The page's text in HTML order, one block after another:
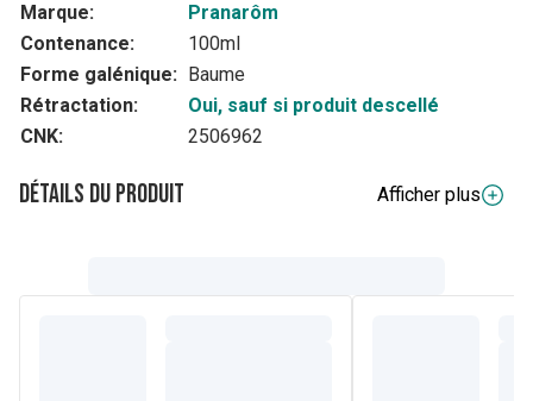
Marque:
Pranarôm
Contenance:
100ml
Forme galénique: Baume
Rétractation:
Oui, sauf si produit descellé
CNK:
2506962
Détails du produit
Afficher plus
fond facilement dans les mains à l'application, ou peut-être